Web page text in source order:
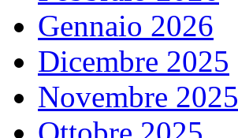
Gennaio 2026
Dicembre 2025
Novembre 2025